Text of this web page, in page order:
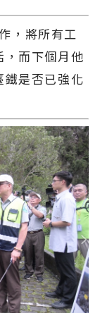
，將所有工
而下個月他
是否已強化